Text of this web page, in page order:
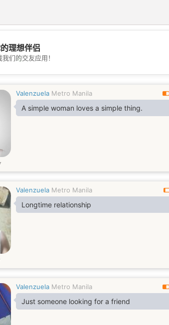
💖
💕
理想伴侣
们的交友应用！
Valenzuela Metro Manila
A simple woman loves a simple thing.
Valenzuela Metro Manila
Longtime relationship
Valenzuela Metro Manila
Just someone looking for a friend